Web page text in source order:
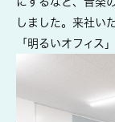
しました。来社い
「明るいオフィス